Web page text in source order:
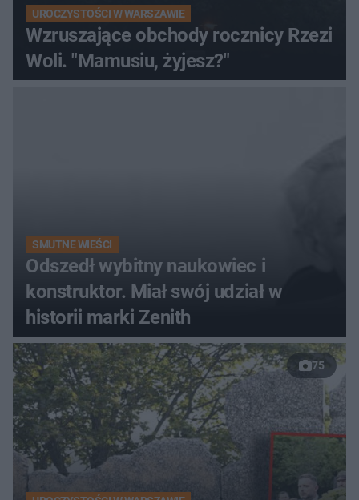
UROCZYSTOŚCI W WARSZAWIE
Wzruszające obchody rocznicy Rzezi
Woli. "Mamusiu, żyjesz?"
SMUTNE WIEŚCI
Odszedł wybitny naukowiec i
konstruktor. Miał swój udział w
historii marki Zenith
75